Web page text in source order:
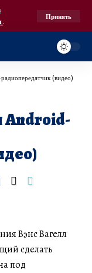
.
Принять
(видео)
Android-
Вэнс Вагелл
сделать
под